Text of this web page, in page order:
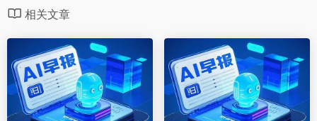
相关文章